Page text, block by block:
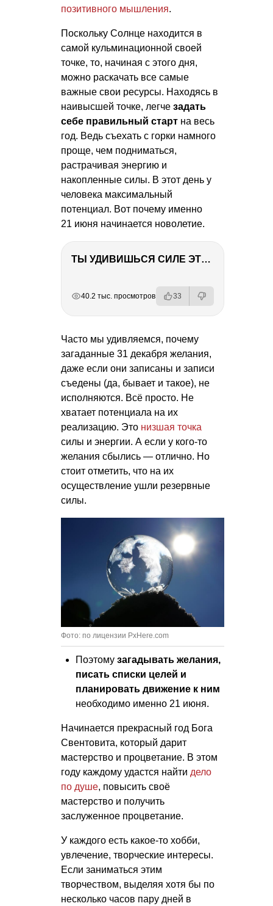
позитивного мышления.
Поскольку Солнце находится в
самой кульминационной своей
точке, то, начиная с этого дня,
можно раскачать все самые
важные свои ресурсы. Находясь в
наивысшей точке, легче задать
себе правильный старт на весь
год. Ведь съехать с горки намного
проще, чем подниматься,
растрачивая энергию и
накопленные силы. В этот день у
человека максимальный
потенциал. Вот почему именно
21 июня начинается новолетие.
ТЫ УДИВИШЬСЯ СИЛЕ ЭТО ЧЕЛОВЕКА! Блог о нашей поездке в Вышний Волочек
40.2 тыс. просмотров 33
Часто мы удивляемся, почему
загаданные 31 декабря желания,
даже если они записаны и записи
съедены (да, бывает и такое), не
исполняются. Всё просто. Не
хватает потенциала на их
реализацию. Это низшая точка
силы и энергии. А если у кого-то
желания сбылись — отлично. Но
стоит отметить, что на их
осуществление ушли резервные
силы.
Фото: по лицензии PxHere.com
Поэтому загадывать желания,
писать списки целей и
планировать движение к ним
необходимо именно 21 июня.
Начинается прекрасный год Бога
Свентовита, который дарит
мастерство и процветание. В этом
году каждому удастся найти дело
по душе, повысить своё
мастерство и получить
заслуженное процветание.
У каждого есть какое-то хобби,
увлечение, творческие интересы.
Если заниматься этим
творчеством, выделяя хотя бы по
несколько часов пару дней в